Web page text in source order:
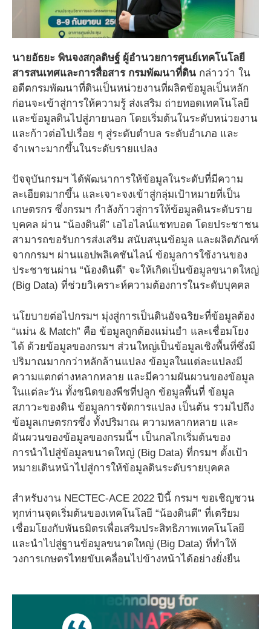
นายอัธยะ พินจงสกุลดิษฐ์ ผู้อำนวยการศูนย์เทคโนโลยี
สารสนเทศและการสื่อสาร กรมพัฒนาที่ดิน กล่าวว่า ใน
อดีตกรมพัฒนาที่ดินเป็นหน่วยงานที่ผลิตข้อมูลเป็นหลัก
ก่อนจะเข้าสู่การให้ความรู้ ส่งเสริม ถ่ายทอดเทคโนโลยี
และข้อมูลดินไปสู่ภายนอก โดยเริ่มต้นในระดับหน่วยงาน
และก้าวต่อไปเรื่อย ๆ สู่ระดับตำบล ระดับอำเภอ และ
จำเพาะมากขึ้นในระดับรายแปลง
ปัจจุบันกรมฯ ได้พัฒนาการให้ข้อมูลในระดับที่มีความ
ละเอียดมากขึ้น และเจาะจงเข้าสู่กลุ่มเป้าหมายที่เป็น
เกษตรกร ซึ่งกรมฯ กำลังก้าวสู่การให้ข้อมูลดินระดับราย
บุคคล ผ่าน “น้องดินดี” เอไอไลน์แชทบอต โดยประชาชน
สามารถขอรับการส่งเสริม สนับสนุนข้อมูล และผลิตภัณฑ์
จากกรมฯ ผ่านแอปพลิเคชันไลน์ ข้อมูลการใช้งานของ
ประชาชนผ่าน “น้องดินดี” จะให้เกิดเป็นข้อมูลขนาดใหญ่
(Big Data) ที่ช่วยวิเคราะห์ความต้องการในระดับบุคคล
นโยบายต่อไปกรมฯ มุ่งสู่การเป็นดินอัจฉริยะที่ข้อมูลต้อง
“แม่น & Match” คือ ข้อมูลถูกต้องแม่นยำ และเชื่อมโยง
ได้ ด้วยข้อมูลของกรมฯ ส่วนใหญ่เป็นข้อมูลเชิงพื้นที่ซึ่งมี
ปริมาณมากกว่าหลักล้านแปลง ข้อมูลในแต่ละแปลงมี
ความแตกต่างหลากหลาย และมีความผันผวนของข้อมูล
ในแต่ละวัน ทั้งชนิดของพืชที่ปลูก ข้อมูลพื้นที่ ข้อมูล
สภาวะของดิน ข้อมูลการจัดการแปลง เป็นต้น รวมไปถึง
ข้อมูลเกษตรกรซึ่ง ทั้งปริมาณ ความหลากหลาย และ
ผันผวนของข้อมูลของกรมนี้ฯ เป็นกลไกเริ่มต้นของ
การนำไปสู่ข้อมูลขนาดใหญ่ (Big Data) ที่กรมฯ ตั้งเป้า
หมายเดินหน้าไปสู่การให้ข้อมูลดินระดับรายบุคคล
สำหรับงาน NECTEC-ACE 2022 ปีนี้ กรมฯ ขอเชิญชวน
ทุกท่านจุดเริ่มต้นของเทคโนโลยี “น้องดินดี” ที่เตรียม
เชื่อมโยงกับพันธมิตรเพื่อเสริมประสิทธิภาพเทคโนโลยี
และนำไปสู่ฐานข้อมูลขนาดใหญ่ (Big Data) ที่ทำให้
วงการเกษตรไทยขับเคลื่อนไปข้างหน้าได้อย่างยั่งยืน